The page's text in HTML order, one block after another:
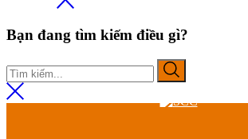
Bạn đang tìm kiếm điều gì?